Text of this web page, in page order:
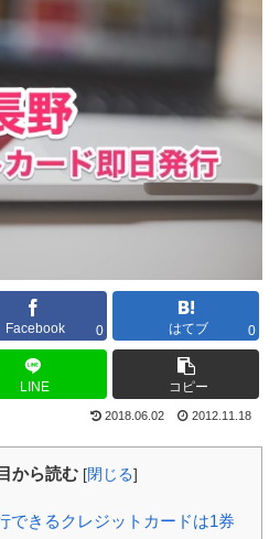
Facebook 0 はてブ 0
LINE コピー
2018.06.02 2012.11.18
から読む [閉じる]
できるクレジットカードは1券